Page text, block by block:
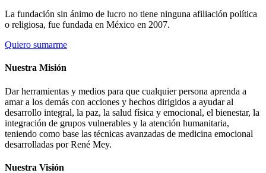
La fundación sin ánimo de lucro no tiene ninguna afiliación política
o religiosa, fue fundada en México en 2007.
Quiero sumarme
Nuestra Misión
Dar herramientas y medios para que cualquier persona aprenda a
amar a los demás con acciones y hechos dirigidos a ayudar al
desarrollo integral, la paz, la salud física y emocional, el bienestar, la
integración de grupos vulnerables y la atención humanitaria,
teniendo como base las técnicas avanzadas de medicina emocional
desarrolladas por René Mey.
Nuestra Visión